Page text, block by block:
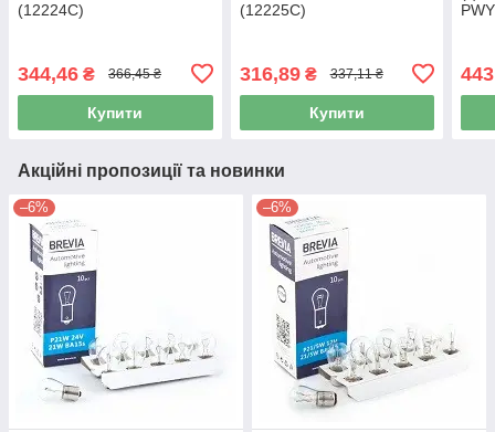
(12224C)
344,46 ₴ 366,45 ₴
Купити
(12225C)
316,89₴ 337,11 ₴
Купити
Акційні пропозиції та новинки
–6% –6%